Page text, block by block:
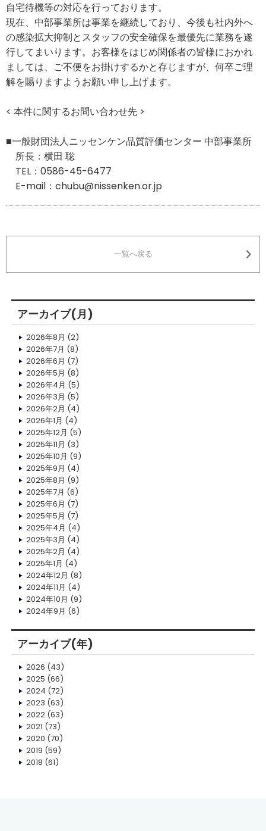
自宅待機等の対応を行っております。
現在、中部事業所は事業を継続しており、今後も社内外へ
の感染拡大抑制とスタッフの安全確保を最優先に業務を遂
行してまいります。お客様をはじめ関係者の皆様におかれ
ましては、ご不便をお掛けするかと存じますが、何卒ご理
解を賜りますようお願い申し上げます。
< 本件に関するお問い合わせ先 >
■一般財団法人ニッセンケン品質評価センター 中部事業所
所長：横田 聡
TEL：0586-45-6477
E-mail：chubu@nissenken.or.jp
一覧へ戻る
アーカイブ(月)
2026年8月 (2)
2026年7月 (8)
2026年6月 (7)
2026年5月 (8)
2026年4月 (5)
2026年3月 (5)
2026年2月 (4)
2026年1月 (4)
2025年12月 (5)
2025年11月 (3)
2025年10月 (9)
2025年9月 (4)
2025年8月 (9)
2025年7月 (6)
2025年6月 (7)
2025年5月 (7)
2025年4月 (4)
2025年3月 (4)
2025年2月 (4)
2025年1月 (4)
2024年12月 (8)
2024年11月 (4)
2024年10月 (9)
2024年9月 (6)
アーカイブ(年)
2026 (43)
2025 (66)
2024 (72)
2023 (63)
2022(63)
2021 (73)
2020 (70)
2019 (59)
2018 (61)